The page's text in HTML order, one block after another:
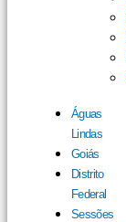
Águas
Lindas
Goiás
Distrito
Federal
Sessões